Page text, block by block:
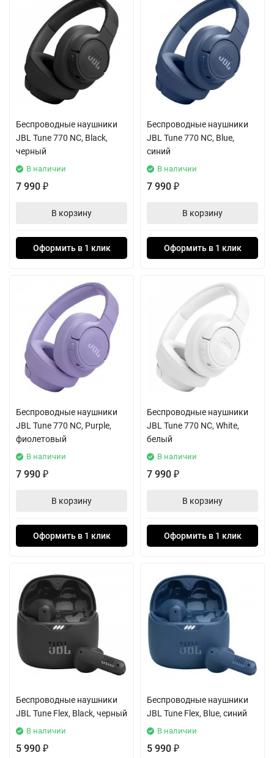
Беспроводные наушники
JBL Tune 770 NC, Black,
черный
В наличии
7 990 ₽
В корзину
Оформить в 1 клик
Беспроводные наушники
JBL Tune 770 NC, Blue,
синий
В наличии
7 990 ₽
В корзину
Оформить в 1 клик
Беспроводные наушники
JBL Tune 770 NC, Purple,
фиолетовый
В наличии
7 990 ₽
В корзину
Оформить в 1 клик
Беспроводные наушники
JBL Tune 770 NC, White,
белый
В наличии
7 990 ₽
В корзину
Оформить в 1 клик
Беспроводные наушники
JBL Tune Flex, Black, черный
В наличии
5 990 ₽
Беспроводные наушники
JBL Tune Flex, Blue, синий
В наличии
5 990 ₽